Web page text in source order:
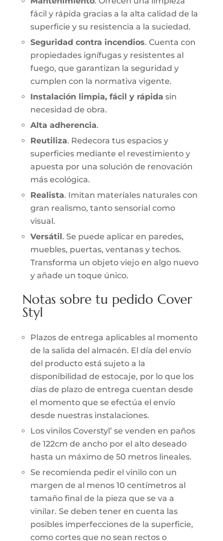
fácil y rápida gracias a la alta calidad de la
superficie y su resistencia a la suciedad.
Seguridad contra incendios. Cuenta con
propiedades ignífugas y resistentes al
fuego, que garantizan la seguridad y
cumplen con la normativa vigente.
Instalación limpia, fácil y rápida sin
necesidad de obra.
Alta adherencia.
Reutiliza. Redecora tus espacios y
superficies mediante el revestimiento y
apuesta por una solución de renovación
más ecológica.
Realista. Imitan materiales naturales con
gran realismo, tanto sensorial como
visual.
Versátil . Se puede aplicar en paredes,
muebles, puertas, ventanas y techos.
Transforma un objeto viejo en algo nuevo
y añade un toque único.
Notas sobre tu pedido Cover
Styl
Plazos de entrega aplicables al momento
de la salida del almacén. El día del envío
del producto está sujeto a la
disponibilidad de estocaje, por lo que los
días de plazo de entrega cuentan desde
el momento que se efectúa el envío
desde nuestras instalaciones.
Los vinilos Coverstyl’ se venden en paños
de 122cm de ancho por el alto deseado
hasta un máximo de 50 metros lineales.
Se recomienda pedir el vinilo con un
margen de al menos 10 centímetros al
tamaño final de la pieza que se va a
vinilar. Se deben tener en cuenta las
posibles imperfecciones de la superficie,
como cortes que no sean rectos o